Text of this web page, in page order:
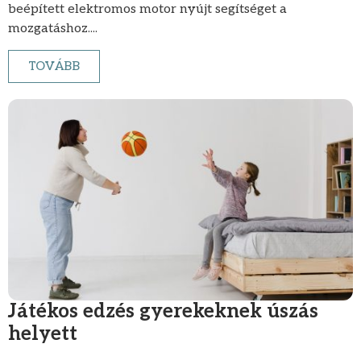
beépített elektromos motor nyújt segítséget a
mozgatáshoz....
TOVÁBB
Játékos edzés gyerekeknek úszás
helyett